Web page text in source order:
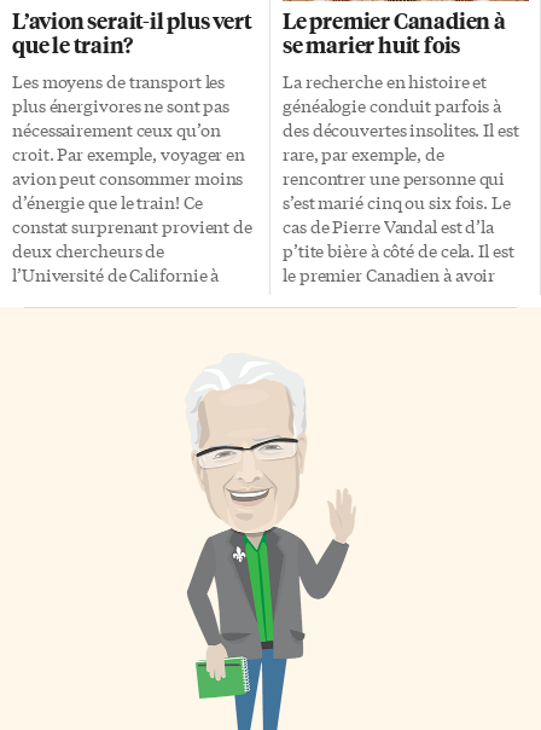
à la marina de Queens Quay,
située derrière le café terrasse
Second Cup. On peut
facilement y accéder par
transport en commun, en
prenant le tramway sous-
terrain à partir de […]
Comedy Bastards. Peu importe,
nos trois compères prennent les
critiquent au pied de la lettre et
annoncent la couleur, ils ont
appelé leur trio du même nom.
Le monde est prévenu. «C’est
pas un […]
L’avion serait-il plus vert
que le train?
Les moyens de transport les
plus énergivores ne sont pas
nécessairement ceux qu’on
croit. Par exemple, voyager en
avion peut consommer moins
d’énergie que le train! Ce
constat surprenant provient de
deux chercheurs de
l’Université de Californie à
moyens de transport courants,
le train, l’avion, l’autobus et
l’automobile. Mikhail Chester et
Arpad Horvath expliquent qu’il
faut regarder plus loin que le
tuyau d’échappement. Outre
l’entretien, l’extraction de
construction et le carburant, ils
passagers chaque automobile,
Le premier Canadien à
se marier huit fois
La recherche en histoire et
généalogie conduit parfois à
des découvertes insolites. Il est
rare, par exemple, de
rencontrer une personne qui
s’est marié cinq ou six fois. Le
cas de Pierre Vandal est d’la
p’tite bière à côté de cela. Il est
le premier Canadien à avoir
juillet 1941, il fait la
connaissance de Pierre Vandal,
82 ans, veuf de sept épouses. Ce
vieillard avait vécu 19 ans avec
sa première femme, Emma
Boudreau, et était demeuré
veuf pendant 21 ans […]